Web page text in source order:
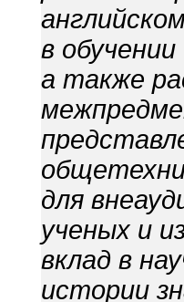
в
а также
для
ученых и
вклад в
истории